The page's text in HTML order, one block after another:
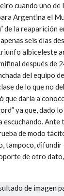
cuando uno
Argentina el
de la reaparición
seis días
albiceleste
después de
del equipo
de lo que no
que daría a
ya que, dado
Ante
de modo
tampoco, difundir
de otro